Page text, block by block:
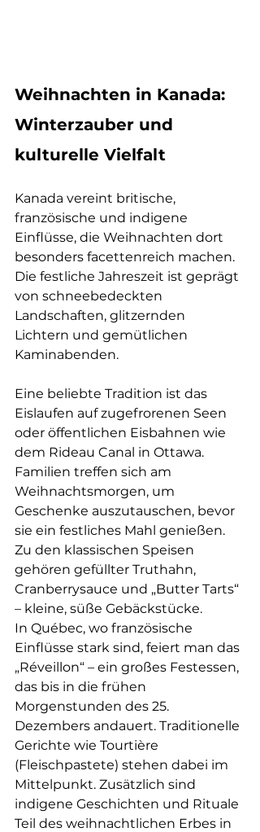
Weihnachten in Kanada:
Winterzauber und
kulturelle Vielfalt
Kanada vereint britische,
französische und indigene
Einflüsse, die Weihnachten dort
besonders facettenreich machen.
Die festliche Jahreszeit ist geprägt
von schneebedeckten
Landschaften, glitzernden
Lichtern und gemütlichen
Kaminabenden.
Eine beliebte Tradition ist das
Eislaufen auf zugefrorenen Seen
oder öffentlichen Eisbahnen wie
dem Rideau Canal in Ottawa.
Familien treffen sich am
Weihnachtsmorgen, um
Geschenke auszutauschen, bevor
sie ein festliches Mahl genießen.
Zu den klassischen Speisen
gehören gefüllter Truthahn,
Cranberrysauce und „Butter Tarts“
– kleine, süße Gebäckstücke.
In Québec, wo französische
Einflüsse stark sind, feiert man das
„Réveillon“ – ein großes Festessen,
das bis in die frühen
Morgenstunden des 25.
Dezembers andauert. Traditionelle
Gerichte wie Tourtière
(Fleischpastete) stehen dabei im
Mittelpunkt. Zusätzlich sind
indigene Geschichten und Rituale
Teil des weihnachtlichen Erbes in